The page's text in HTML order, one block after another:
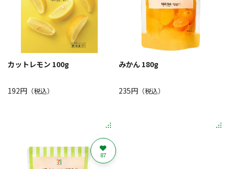
カットレモン 100g
192円 （税込）
みかん 180g
235円（税込）
87